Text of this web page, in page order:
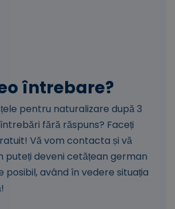
întrebare?
pentru naturalizare după 3
fără răspuns? Faceți
Vă vom contacta și vă
puteți deveni cetățean german
având în vedere situația